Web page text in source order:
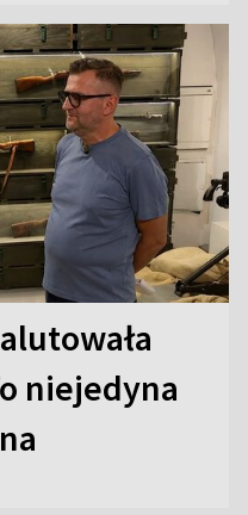
niejedyna